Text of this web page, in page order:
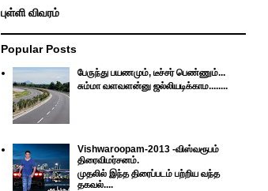
புள்ளி விவரம்
Popular Posts
பேருந்து பயணமும், டீச்சர் பெண்ணும்...
சும்மா வளவளன்னு ஜல்லியடிக்காம........
Vishwaroopam-2013 -விஸ்வரூபம்
திரைவிமர்சனம்.
முதலில் இந்த திரைப்படம் பற்றிய வந்த
தகவல்....